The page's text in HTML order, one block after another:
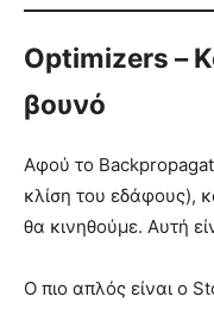
Optimizers –
βουνό
Αφού το
κλίση του εδάφους),
θα κινηθούμε. Αυτή
Ο πιο απλός είναι ο